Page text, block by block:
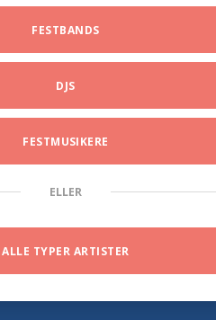
FESTBANDS
DJS
FESTMUSIKERE
ELLER
ALLE TYPER ARTISTER